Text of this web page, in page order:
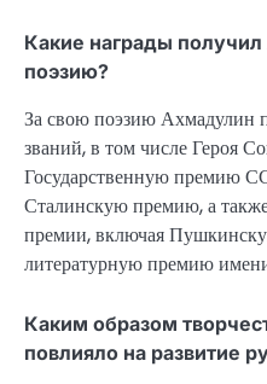
Какие награды
поэзию?
За свою поэзию Ахмадулин
званий, в том числе Героя
Государственную премию
Сталинскую премию, а
премии, включая
литературную премию
Каким образом
повлияло на развитие